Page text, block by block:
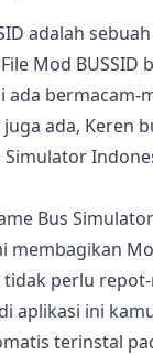
adalah
File Mod
ada
ada, Keren
Simulator
Bus
membagikan
tidak perlu
aplikasi ini
terinstal